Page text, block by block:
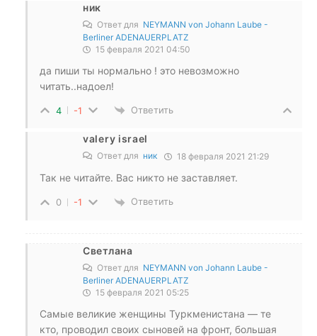
ник
Ответ для NEYMANN von Johann Laube -
Berliner ADENAUERPLATZ
15 февраля 2021 04:50
да пиши ты нормально ! это невозможно
читать..надоел!
4 -1 Ответить
valery israel
Ответ для ник 18 февраля 2021 21:29
Так не читайте. Вас никто не заставляет.
0 -1 Ответить
Светлана
Ответ для NEYMANN von Johann Laube -
Berliner ADENAUERPLATZ
15 февраля 2021 05:25
Самые великие женщины Туркменистана — те
кто, проводил своих сыновей на фронт, большая